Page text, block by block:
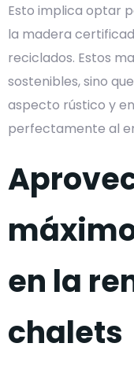
Esto implica optar
la madera
reciclados. Estos
sostenibles, sino
aspecto rústico y
perfectamente al
en la
chalets